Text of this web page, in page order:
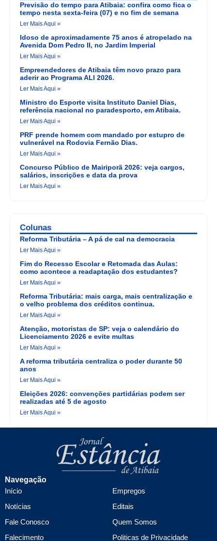
Previsão do tempo para Atibaia: confira como fica o
tempo nesta sexta-feira (07) e no fim de semana
Ler Mais Aqui »
Idoso de aproximadamente 75 anos é atropelado na
Avenida Dom Pedro II, no Jardim Imperial
Ler Mais Aqui »
Empreendedores de Atibaia têm novo prazo para
aderir ao Programa ALI 2026.
Ler Mais Aqui »
Ministro do Esporte visita Instituto Daniel Dias,
referência nacional no paradesporto, em Atibaia.
Ler Mais Aqui »
PRF prende homem com mandado por estupro de
vulnerável na Rodovia Fernão Dias.
Ler Mais Aqui »
Concurso Público de Mairiporã 2026: veja cargos,
salários, inscrições e data da prova
Ler Mais Aqui »
Colunas
Reforma Tributária – A pá de cal na democracia
Ler Mais Aqui »
Fim do Recesso Escolar e Retomada das Aulas:
como acontece a readaptação dos estudantes?
Ler Mais Aqui »
Reforma Tributária: mais carga, mais centralização e
o velho problema dos créditos continua.
Ler Mais Aqui »
Atenção, motoristas de SP: veja o calendário do
Licenciamento 2026 e evite multas
Ler Mais Aqui »
A reforma tributária centraliza o poder durante 50
anos
Ler Mais Aqui »
Eleições 2026: convenções partidárias podem ser
realizadas até 5 de agosto
Ler Mais Aqui »
Navegação
Início
Notícias
Fale Conosco
Falecimento
Empregos
Editais
Quem Somos
Politicas de Privacidade